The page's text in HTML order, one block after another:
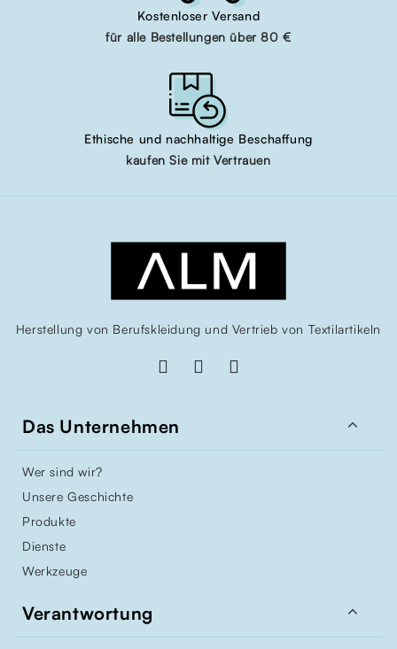
Kostenloser Versand
für alle Bestellungen über 80 €
Ethische und nachhaltige Beschaffung
kaufen Sie mit Vertrauen
Herstellung von Berufskleidung und Vertrieb von Textilartikeln
Das Unternehmen 
Wer sind wir?
Unsere Geschichte
Produkte
Dienste
Werkzeuge
Verantwortung 